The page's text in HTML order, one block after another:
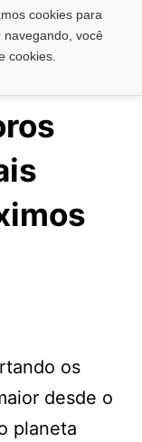
cookies para
navegando, você
cookies.
os
desde o
planeta